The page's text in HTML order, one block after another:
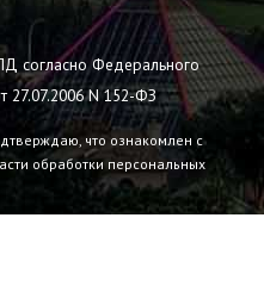
согласно Федерального
27.07.2006 N 152-ФЗ
что ознакомлен с
обработки персональных